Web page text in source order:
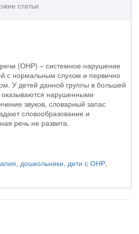
статьи
(ОНР) – системное нарушение
с нормальным слухом и первично
У детей данной группы в большей
нарушенными
звуков, словарный запас
словообразование и
речь не развита.
, дошкольники, дети с ОНР,